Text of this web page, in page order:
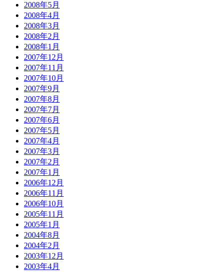
2008年5月
2008年4月
2008年3月
2008年2月
2008年1月
2007年12月
2007年11月
2007年10月
2007年9月
2007年8月
2007年7月
2007年6月
2007年5月
2007年4月
2007年3月
2007年2月
2007年1月
2006年12月
2006年11月
2006年10月
2005年11月
2005年1月
2004年8月
2004年2月
2003年12月
2003年4月